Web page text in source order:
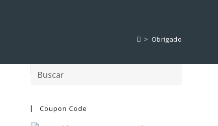
> Obrigado
Coupon Code